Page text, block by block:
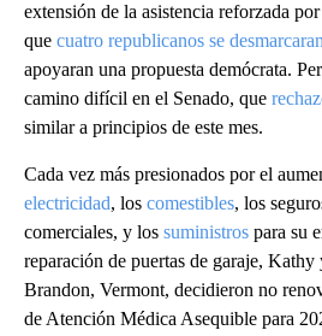
extensión de la asistencia reforzada
que cuatro republicanos se desmarcaran
apoyaran una propuesta demócrata.
camino difícil en el Senado, que
similar a principios de este mes.
Cada vez más presionados por el
electricidad, los comestibles, los
comerciales, y los suministros para su
reparación de puertas de garaje,
Brandon, Vermont, decidieron no
de Atención Médica Asequible para